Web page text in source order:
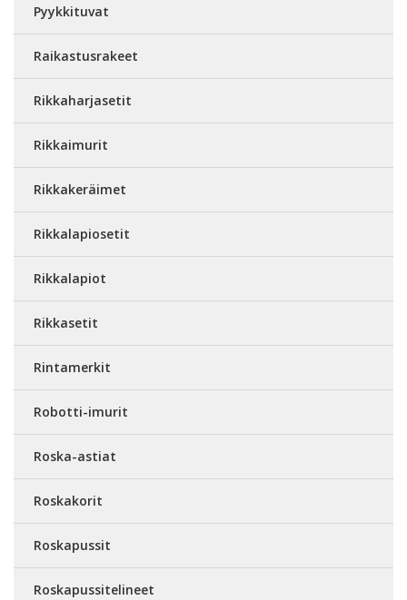
Pyykkituvat
Raikastusrakeet
Rikkaharjasetit
Rikkaimurit
Rikkakeräimet
Rikkalapiosetit
Rikkalapiot
Rikkasetit
Rintamerkit
Robotti-imurit
Roska-astiat
Roskakorit
Roskapussit
Roskapussitelineet